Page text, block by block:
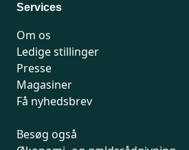
Services
Om os
Ledige stillinger
Presse
Magasiner
Få nyhedsbrev
Besøg også